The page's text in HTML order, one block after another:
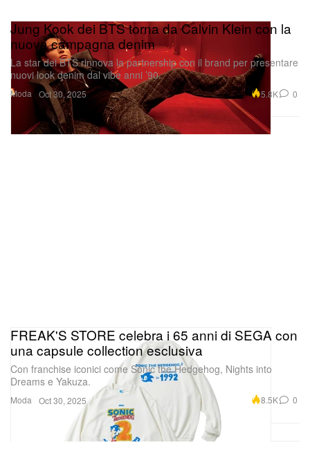
Moda
Jung Kook dei BTS torna da Calvin Klein con la
nuova campagna denim
La star dei BTS rinnova la partnership con il brand per presentare
nuovi look denim dal vibe anni ’90.
Oct 30, 2025 5.8K 0
Moda
FREAK'S STORE celebra i 65 anni di SEGA con
una capsule collection esclusiva
Con franchise iconici come Sonic the Hedgehog, Nights into
Dreams e Yakuza.
Oct 30, 2025 8.5K 0